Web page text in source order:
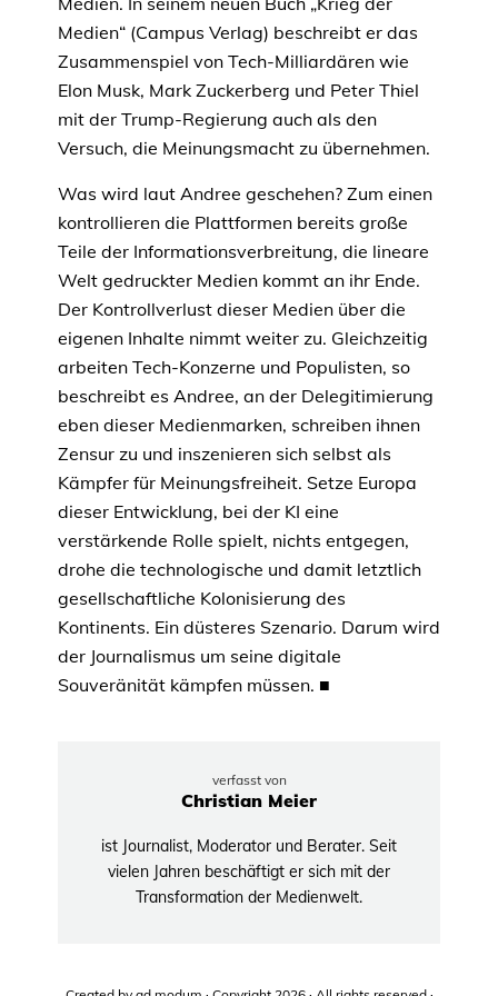
Medien“ (Campus Verlag) beschreibt er das
Zusammenspiel von Tech-Milliardären wie
Elon Musk, Mark Zuckerberg und Peter Thiel
mit der Trump-Regierung auch als den
Versuch, die Meinungsmacht zu übernehmen.
Was wird laut Andree geschehen? Zum einen
kontrollieren die Plattformen bereits große
Teile der Informationsverbreitung, die lineare
Welt gedruckter Medien kommt an ihr Ende.
Der Kontrollverlust dieser Medien über die
eigenen Inhalte nimmt weiter zu. Gleichzeitig
arbeiten Tech-Konzerne und Populisten, so
beschreibt es Andree, an der Delegitimierung
eben dieser Medienmarken, schreiben ihnen
Zensur zu und inszenieren sich selbst als
Kämpfer für Meinungsfreiheit. Setze Europa
dieser Entwicklung, bei der KI eine
verstärkende Rolle spielt, nichts entgegen,
drohe die technologische und damit letztlich
gesellschaftliche Kolonisierung des
Kontinents. Ein düsteres Szenario. Darum wird
der Journalismus um seine digitale
Souveränität kämpfen müssen. ■
verfasst von
Christian Meier
ist Journalist, Moderator und Berater. Seit
vielen Jahren beschäftigt er sich mit der
Transformation der Medienwelt.